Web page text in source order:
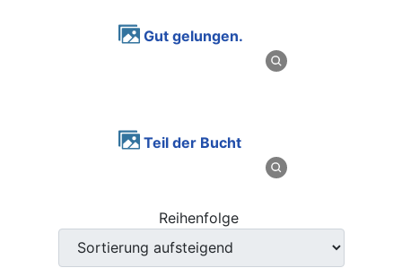
Gut gelungen.
Teil der Bucht
Reihenfolge